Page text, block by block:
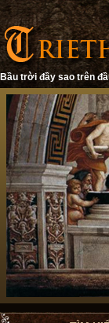
Bầu trời đầy sao trên